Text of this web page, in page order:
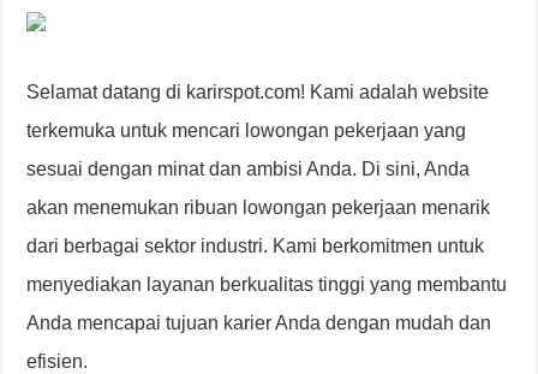
Selamat datang di karirspot.com! Kami adalah website
terkemuka untuk mencari lowongan pekerjaan yang
sesuai dengan minat dan ambisi Anda. Di sini, Anda
akan menemukan ribuan lowongan pekerjaan menarik
dari berbagai sektor industri. Kami berkomitmen untuk
menyediakan layanan berkualitas tinggi yang membantu
Anda mencapai tujuan karier Anda dengan mudah dan
efisien.